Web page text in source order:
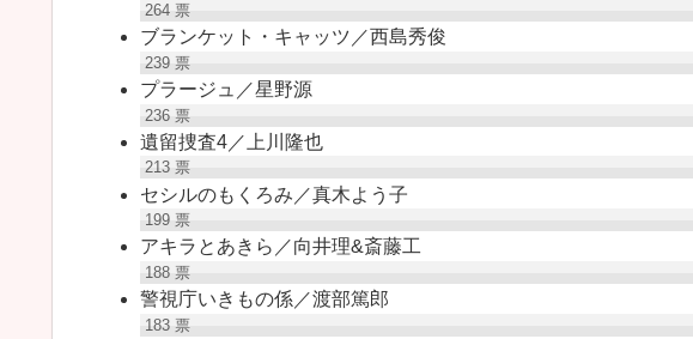
264票
ブランケット・キャッツ／西島秀俊
239票
プラージュ／星野源
236票
遺留捜査4／上川隆也
213票
セシルのもくろみ／真木よう子
199票
アキラとあきら／向井理&斎藤工
188票
警視庁いきもの係／渡部篤郎
183票